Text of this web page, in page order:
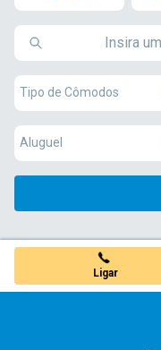
Tipo de Cômodos
Aluguel
Ligar